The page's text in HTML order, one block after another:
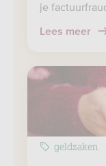
je
Lees meer
geldzaken